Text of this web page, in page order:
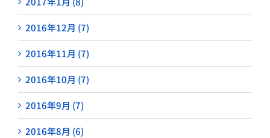
2016年12月 (7)
2016年11月 (7)
2016年10月 (7)
2016年9月 (7)
2016年8月 (6)